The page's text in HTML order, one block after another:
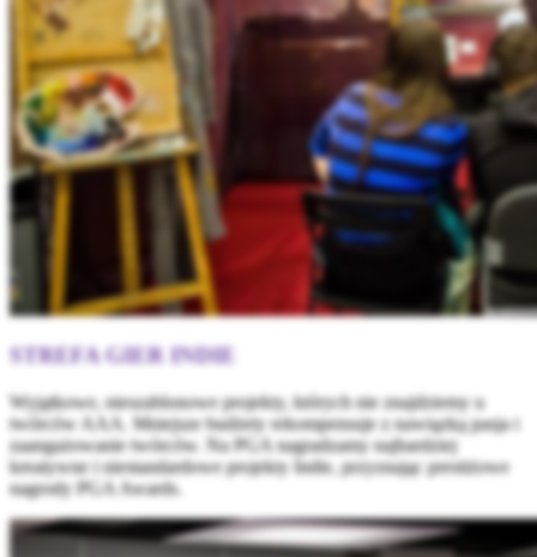
STREFA GIER INDIE
Wyjątkowe, nieszablonowe projekty, których nie znajdziemy u
twórców AAA. Mniejsze budżety rekompensuje z nawiązką pasja i
zaangażowanie twórców. Na PGA nagradzamy najbardziej
kreatywne i niestandardowe projekty Indie, przyznając prestiżowe
nagrody PGA Awards.